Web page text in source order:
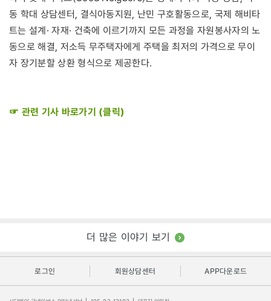
동 학대 상담센터, 결식아동지원, 난민 구호활동으로, 국제 해비타
트는 설계· 자재· 건축에 이르기까지 모든 과정을 자원봉사자의 노
동으로 해결, 저소득 무주택자에게 주택을 최저의 가격으로 무이
자 장기분할 상환 형식으로 제공한다.
☞ 관련 기사 바로가기 (클릭)
더 많은 이야기 보기
로그인 회원상담센터 APP다운로드